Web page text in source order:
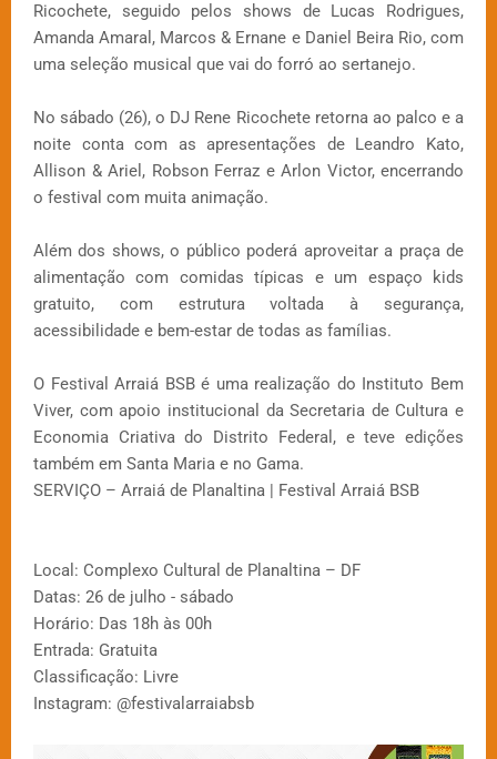
Ricochete, seguido pelos shows de Lucas Rodrigues,
Amanda Amaral, Marcos & Ernane e Daniel Beira Rio, com
uma seleção musical que vai do forró ao sertanejo.
No sábado (26), o DJ Rene Ricochete retorna ao palco e a
noite conta com as apresentações de Leandro Kato,
Allison & Ariel, Robson Ferraz e Arlon Victor, encerrando
o festival com muita animação.
Além dos shows, o público poderá aproveitar a praça de
alimentação com comidas típicas e um espaço kids
gratuito, com estrutura voltada à segurança,
acessibilidade e bem-estar de todas as famílias.
O Festival Arraiá BSB é uma realização do Instituto Bem
Viver, com apoio institucional da Secretaria de Cultura e
Economia Criativa do Distrito Federal, e teve edições
também em Santa Maria e no Gama.
SERVIÇO – Arraiá de Planaltina | Festival Arraiá BSB
Local: Complexo Cultural de Planaltina – DF
Datas: 26 de julho - sábado
Horário: Das 18h às 00h
Entrada: Gratuita
Classificação: Livre
Instagram: @festivalarraiabsb